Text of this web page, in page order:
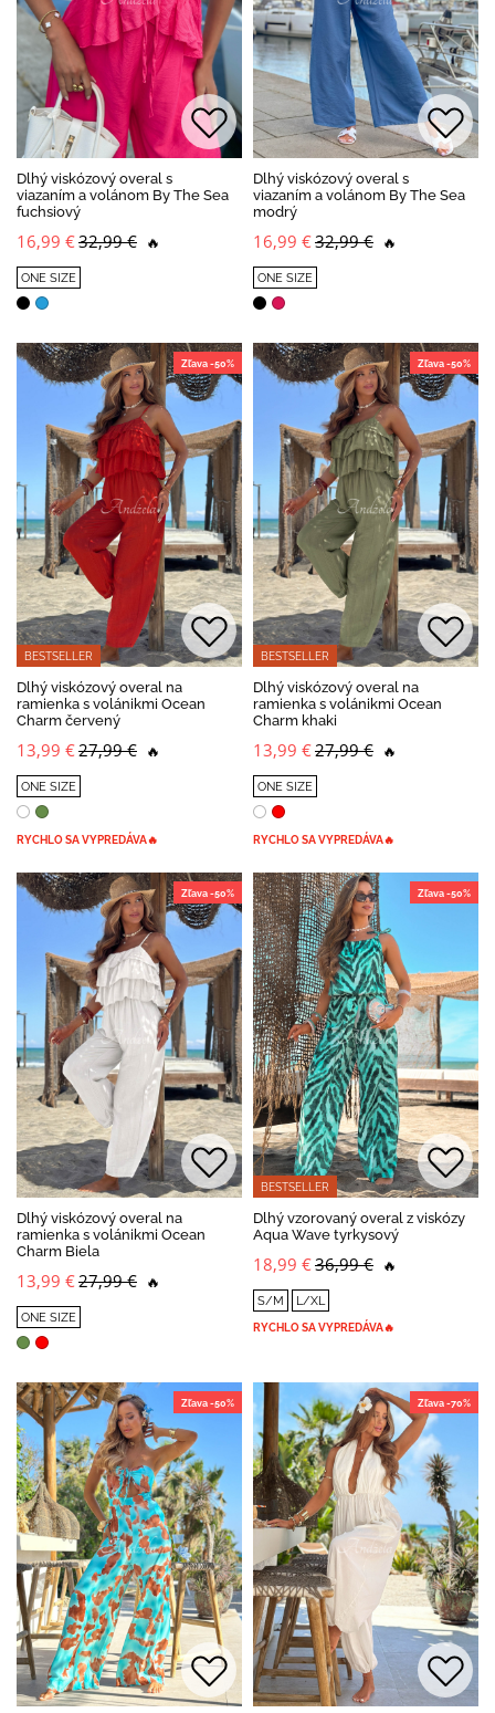
Dlhý viskózový overal s
viazaním a volánom By The Sea
fuchsiový
16,99 €32,99 € 🔥
ONE SIZE
Dlhý viskózový overal s
viazaním a volánom By The Sea
modrý
16,99 €32,99 € 🔥
ONE SIZE
Zľava -50%
BESTSELLER
Dlhý viskózový overal na
ramienka s volánikmi Ocean
Charm červený
13,99 €27,99 € 🔥
ONE SIZE
RYCHLO SA VYPREDÁVA🔥
Zľava -50%
BESTSELLER
Dlhý viskózový overal na
ramienka s volánikmi Ocean
Charm khaki
13,99 €27,99 € 🔥
ONE SIZE
RYCHLO SA VYPREDÁVA🔥
Zľava -50%
Dlhý viskózový overal na
ramienka s volánikmi Ocean
Charm Biela
13,99 €27,99 € 🔥
ONE SIZE
Zľava -50%
BESTSELLER
Dlhý vzorovaný overal z viskózy
Aqua Wave tyrkysový
18,99 €36,99 € 🔥
S/M L/XL
RYCHLO SA VYPREDÁVA🔥
Zľava -50% Zľava -70%